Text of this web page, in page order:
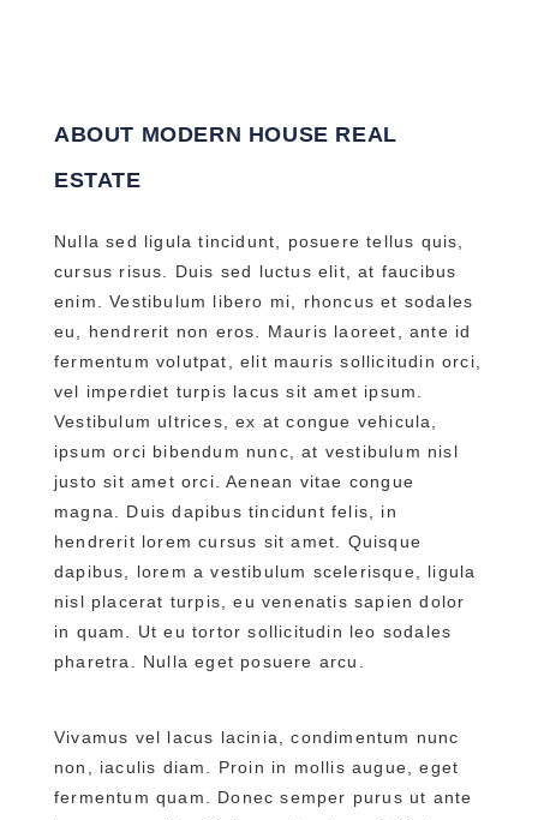
ABOUT MODERN HOUSE REAL
ESTATE
Nulla sed ligula tincidunt, posuere tellus quis,
cursus risus. Duis sed luctus elit, at faucibus
enim. Vestibulum libero mi, rhoncus et sodales
eu, hendrerit non eros. Mauris laoreet, ante id
fermentum volutpat, elit mauris sollicitudin orci,
vel imperdiet turpis lacus sit amet ipsum.
Vestibulum ultrices, ex at congue vehicula,
ipsum orci bibendum nunc, at vestibulum nisl
justo sit amet orci. Aenean vitae congue
magna. Duis dapibus tincidunt felis, in
hendrerit lorem cursus sit amet. Quisque
dapibus, lorem a vestibulum scelerisque, ligula
nisl placerat turpis, eu venenatis sapien dolor
in quam. Ut eu tortor sollicitudin leo sodales
pharetra. Nulla eget posuere arcu.
Vivamus vel lacus lacinia, condimentum nunc
non, iaculis diam. Proin in mollis augue, eget
fermentum quam. Donec semper purus ut ante